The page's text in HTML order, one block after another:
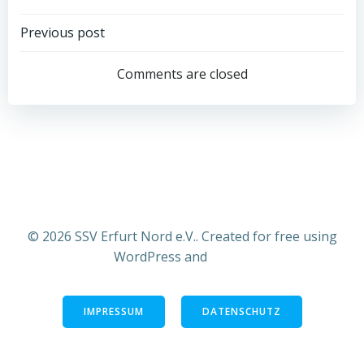
Post
navigation
Previous post
Comments are closed
© 2026 SSV Erfurt Nord e.V.. Created for free using
WordPress and
IMPRESSUM DATENSCHUTZ